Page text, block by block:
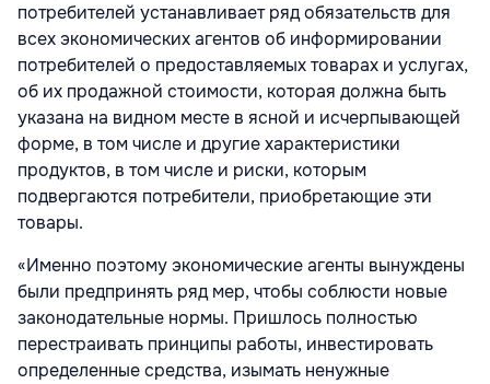
потребителей устанавливает ряд обязательств для
всех экономических агентов об информировании
потребителей о предоставляемых товарах и услугах,
об их продажной стоимости, которая должна быть
указана на видном месте в ясной и исчерпывающей
форме, в том числе и другие характеристики
продуктов, в том числе и риски, которым
подвергаются потребители, приобретающие эти
товары.
«Именно поэтому экономические агенты вынуждены
были предпринять ряд мер, чтобы соблюсти новые
законодательные нормы. Пришлось полностью
перестраивать принципы работы, инвестировать
определенные средства, изымать ненужные